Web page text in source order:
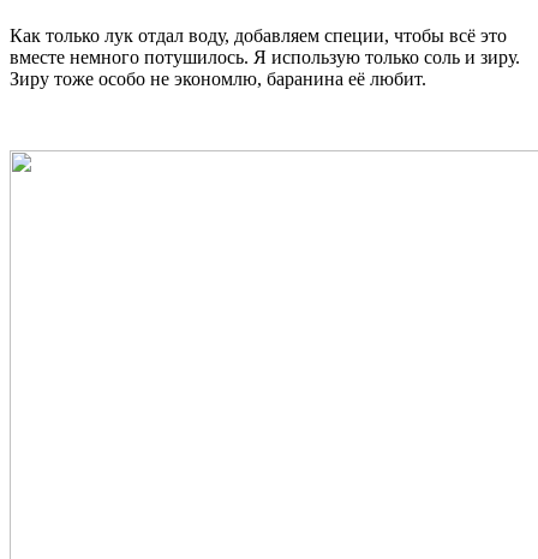
Как только лук отдал воду, добавляем специи, чтобы всё это
вместе немного потушилось. Я использую только соль и зиру.
Зиру тоже особо не экономлю, баранина её любит.